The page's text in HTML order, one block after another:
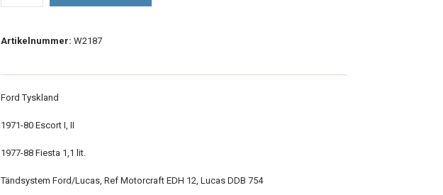
Artikelnummer: W2187
Ford Tyskland
1971-80 Escort I, II
1977-88 Fiesta 1,1 lit.
Tändsystem Ford/Lucas, Ref Motorcraft EDH 12, Lucas DDB 754